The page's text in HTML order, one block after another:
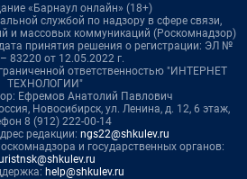
«Барнаул онлайн» (18+)
службой по надзору в сфере связи,
и массовых коммуникаций (Роскомнадзор)
принятия решения о регистрации: ЭЛ №
83220 от 12.05.2022 г.
ответственностью "ИНТЕРНЕТ
ТЕХНОЛОГИИ"
Ефремов Анатолий Павлович
Новосибирск, ул. Ленина, д. 12, 6 этаж,
8 (912) 222-00-14
редакции: ngs22@shkulev.ru
и государственных органов:
help@shkulev.ru